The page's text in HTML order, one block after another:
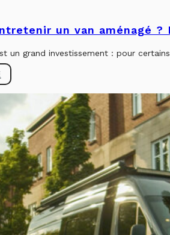
un van aménagé
un grand investissement : pour